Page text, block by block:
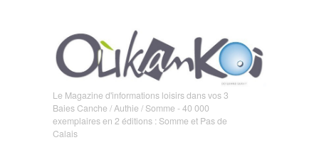
Le Magazine d'informations loisirs dans vos 3
Baies Canche / Authie / Somme - 40 000
exemplaires en 2 éditions : Somme et Pas de
Calais